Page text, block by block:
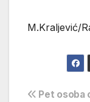
M.Kraljević/
Pet osoba